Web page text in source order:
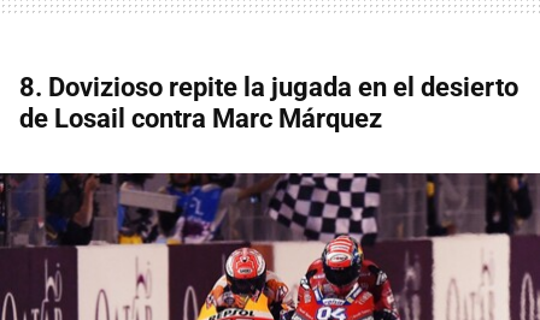
8. Dovizioso repite la jugada en el desierto
de Losail contra Marc Márquez